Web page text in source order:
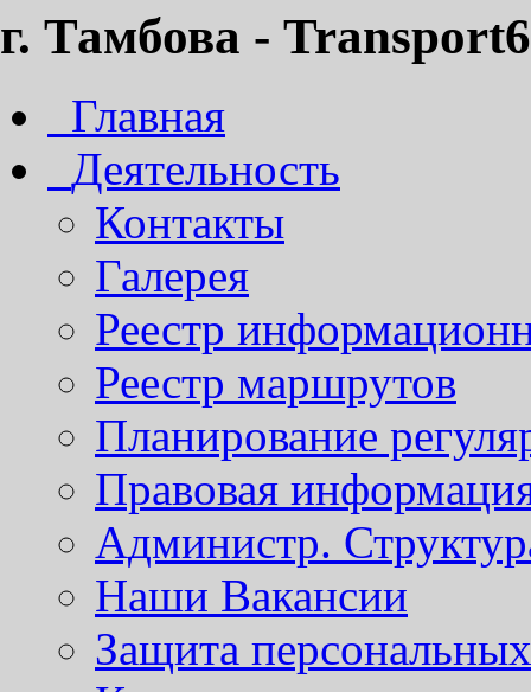
г. Тамбова -
Главная
Деятельность
Контакты
Галерея
Реестр
Реестр маршрутов
Планирование
Правовая
Администр.
Наши Вакансии
Защита